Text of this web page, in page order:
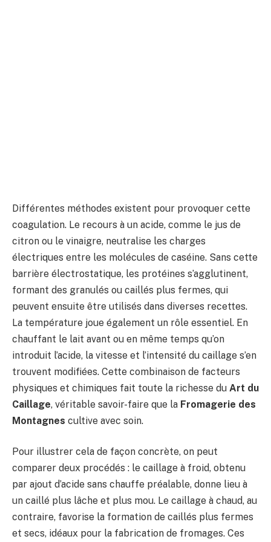
Différentes méthodes existent pour provoquer cette
coagulation. Le recours à un acide, comme le jus de
citron ou le vinaigre, neutralise les charges
électriques entre les molécules de caséine. Sans cette
barrière électrostatique, les protéines s’agglutinent,
formant des granulés ou caillés plus fermes, qui
peuvent ensuite être utilisés dans diverses recettes.
La température joue également un rôle essentiel. En
chauffant le lait avant ou en même temps qu’on
introduit l’acide, la vitesse et l’intensité du caillage s’en
trouvent modifiées. Cette combinaison de facteurs
physiques et chimiques fait toute la richesse du Art du
Caillage, véritable savoir-faire que la Fromagerie des
Montagnes cultive avec soin.
Pour illustrer cela de façon concrète, on peut
comparer deux procédés : le caillage à froid, obtenu
par ajout d’acide sans chauffe préalable, donne lieu à
un caillé plus lâche et plus mou. Le caillage à chaud, au
contraire, favorise la formation de caillés plus fermes
et secs, idéaux pour la fabrication de fromages. Ces